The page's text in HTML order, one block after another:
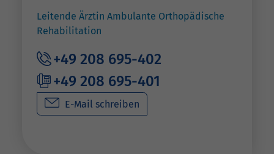
Leitende Ärztin Ambulante Orthopädische
Rehabilitation
+49 208 695-402
+49 208 695-401
E-Mail schreiben